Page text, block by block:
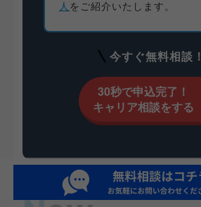
人 をご紹介いたします。
今すぐ無料相談！
30秒で申込完了！
キャリア相談をする
新着記事